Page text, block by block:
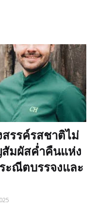
รรค์รสชาติไม่
สัมผัสค่ำคืนแห่ง
ะณีตบรรจงและ